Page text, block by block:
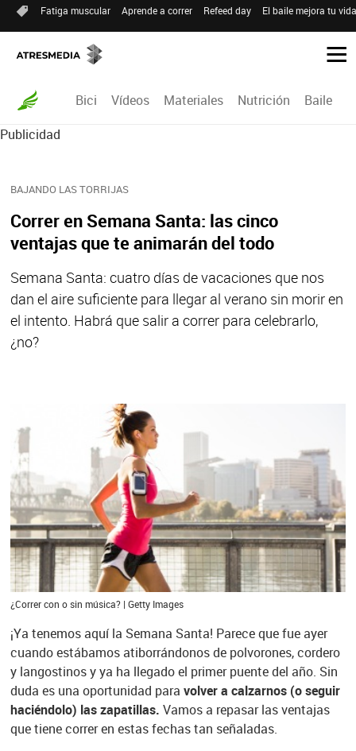
Fatiga muscular Aprende a correr Refeed day El baile mejora tu
Bici Vídeos Materiales Nutrición Baile
Publicidad
BAJANDO LAS TORRIJAS
Correr en Semana Santa: las cinco
ventajas que te animarán del todo
Semana Santa: cuatro días de vacaciones que nos
dan el aire suficiente para llegar al verano sin morir en
el intento. Habrá que salir a correr para celebrarlo,
¿no?
¿Correr con o sin música? | Getty Images
¡Ya tenemos aquí la Semana Santa! Parece que fue ayer
cuando estábamos atiborrándonos de polvorones, cordero
y langostinos y ya ha llegado el primer puente del año. Sin
duda es una oportunidad para volver a calzarnos (o seguir
haciéndolo) las zapatillas. Vamos a repasar las ventajas
que tiene correr en estas fechas tan señaladas.